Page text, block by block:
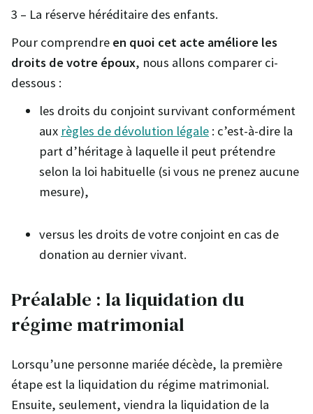
3 – La réserve héréditaire des enfants.
Pour comprendre en quoi cet acte améliore les
droits de votre époux, nous allons comparer ci-
dessous :
les droits du conjoint survivant conformément
aux règles de dévolution légale : c’est-à-dire la
part d’héritage à laquelle il peut prétendre
selon la loi habituelle (si vous ne prenez aucune
mesure),
versus les droits de votre conjoint en cas de
donation au dernier vivant.
Préalable : la liquidation du
régime matrimonial
Lorsqu’une personne mariée décède, la première
étape est la liquidation du régime matrimonial.
Ensuite, seulement, viendra la liquidation de la